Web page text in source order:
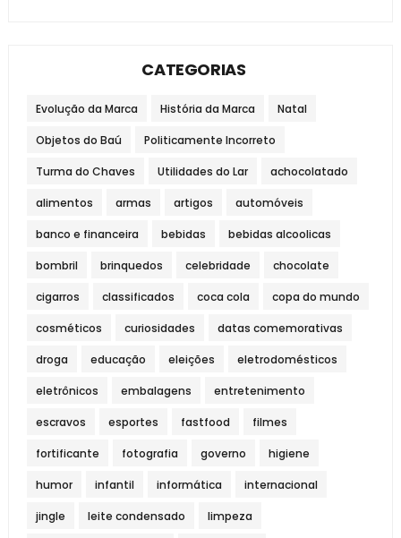
CATEGORIAS
Evolução da Marca História da Marca Natal
Objetos do Baú Politicamente Incorreto
Turma do Chaves Utilidades do Lar achocolatado
alimentos armas artigos automóveis
banco e financeira bebidas bebidas alcoolicas
bombril brinquedos celebridade chocolate
cigarros classificados coca cola copa do mundo
cosméticos curiosidades datas comemorativas
droga educação eleições eletrodomésticos
eletrônicos embalagens entretenimento
escravos esportes fastfood filmes
fortificante fotografia governo higiene
humor infantil informática internacional
jingle leite condensado limpeza